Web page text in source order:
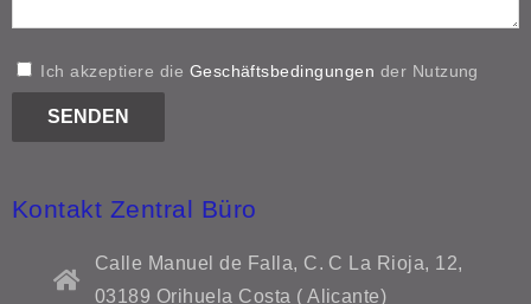
Ich akzeptiere die Geschäftsbedingungen der Nutzung
Kontakt Zentral Büro
Calle Manuel de Falla, C. C La Rioja, 12,
03189 Orihuela Costa ( Alicante)